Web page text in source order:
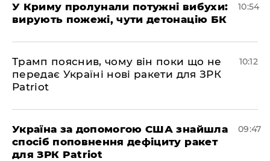
У Криму пролунали потужні вибухи:
вирують пожежі, чути детонацію БК
10:54
Трамп пояснив, чому він поки що не
передає Україні нові ракети для ЗРК
Patriot
10:12
Україна за допомогою США знайшла
спосіб поповнення дефіциту ракет
для ЗРК Patriot
09:47